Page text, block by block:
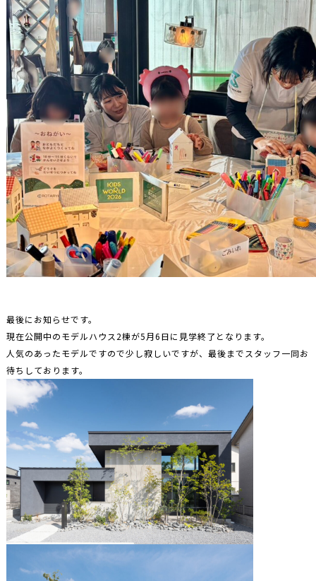
最後にお知らせです。
現在公開中のモデルハウス2棟が5月6日に見学終了となります。
人気のあったモデルですので少し寂しいですが、最後までスタッフ一同お
待ちしております。